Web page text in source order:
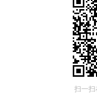
扫一扫